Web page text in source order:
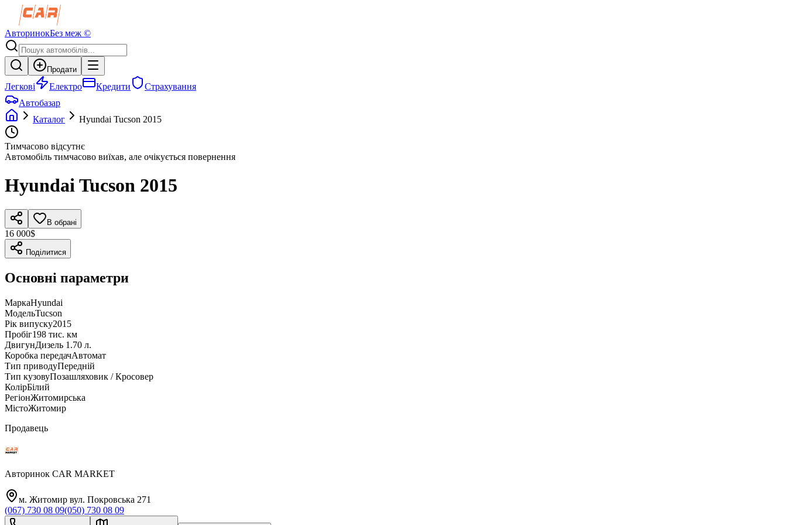
АвторинокБез меж ©
Продати
Легкові Електро Кредити
Страхування
Автобазар
Каталог
Hyundai Tucson 2015
Тимчасово відсутнє
Автомобіль тимчасово виїхав, але очікується повернення
HyundaiTucson 2015
В обрані
16 000$
Поділитися
Основні параметри
МаркаHyundai
МодельTucson
Рік випуску2015
Пробіг198 тис. км
ДвигунДизель 1.70 л.
Коробка передачАвтомат
Тип приводуПередній
Тип кузовуПозашляховик / Кросовер
КолірБілий
РегіонЖитомирська
МістоЖитомир
Продавець
Авторинок CAR MARKET
м. Житомир вул. Покровська 271
(067) 730 08 09(050) 730 08 09